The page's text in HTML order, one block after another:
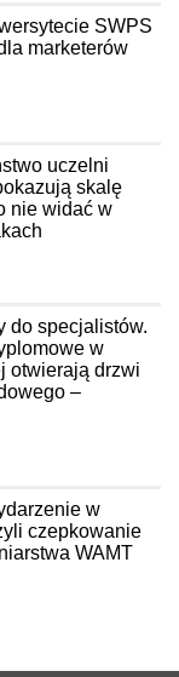
SWPS
marketerów
uczelni
skalę
nie widać w
do specjalistów.
w
otwierają drzwi
–
w
czepkowanie
WAMT